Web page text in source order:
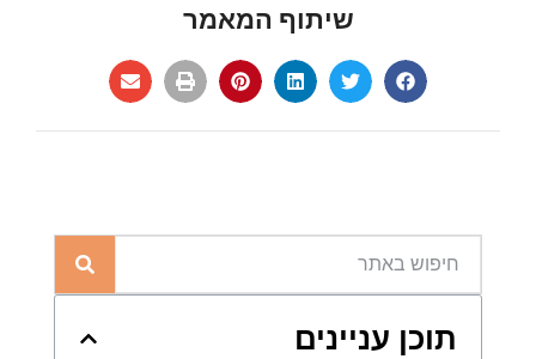
שיתוף המאמר
תוכן עניינים